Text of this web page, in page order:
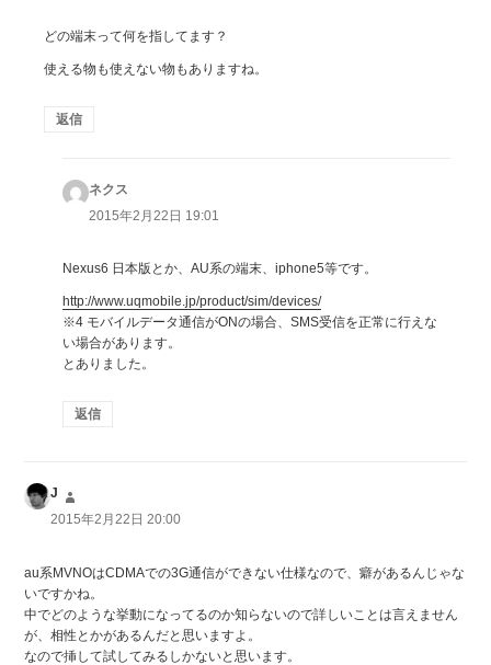
どの端末って何を指してます？
使える物も使えない物もありますね。
返信
ネクス
り:
2015年2月22日 19:01
Nexus6 日本版とか、AU系の端末、iphone5等です。
http://www.uqmobile.jp/product/sim/devices/
※4 モバイルデータ通信がONの場合、SMS受信を正常に行えな
い場合があります。
とありました。
返信
J
り:
2015年2月22日 20:00
au系MVNOはCDMAでの3G通信ができない仕様なので、癖があるんじゃな
いですかね。
中でどのような挙動になってるのか知らないので詳しいことは言えません
が、相性とかがあるんだと思いますよ。
なので挿して試してみるしかないと思います。